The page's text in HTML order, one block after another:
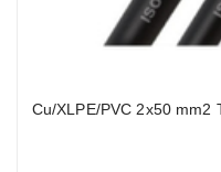
Cu/XLPE/PVC 2x50 mm2